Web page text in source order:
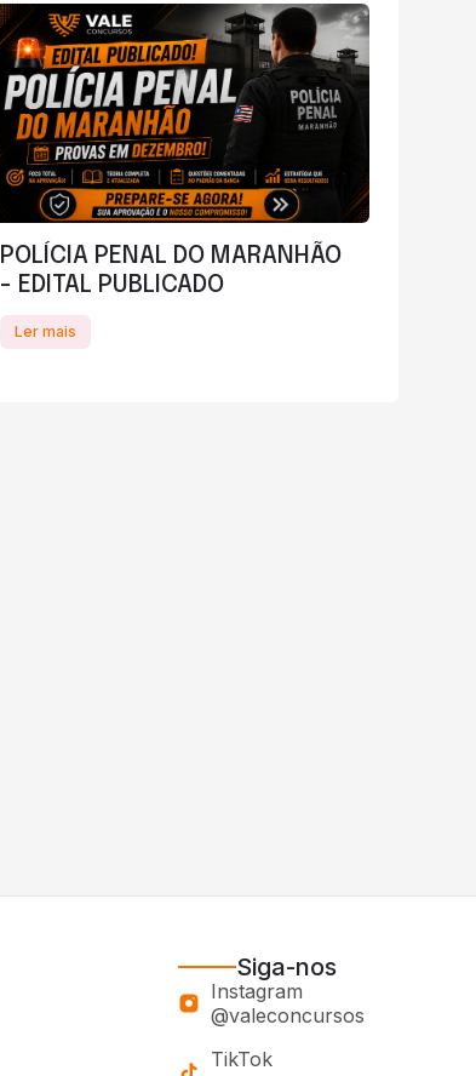
POLÍCIA PENAL DO MARANHÃO
- EDITAL PUBLICADO
Ler mais
Siga-nos
Instagram
@valeconcursos
TikTok